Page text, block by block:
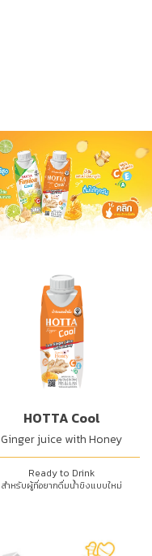
HOTTA Cool
Ginger juice with Honey
Ready to Drink
สำหรับผู้ที่อยากดื่มน้ำขิงแบบใหม่